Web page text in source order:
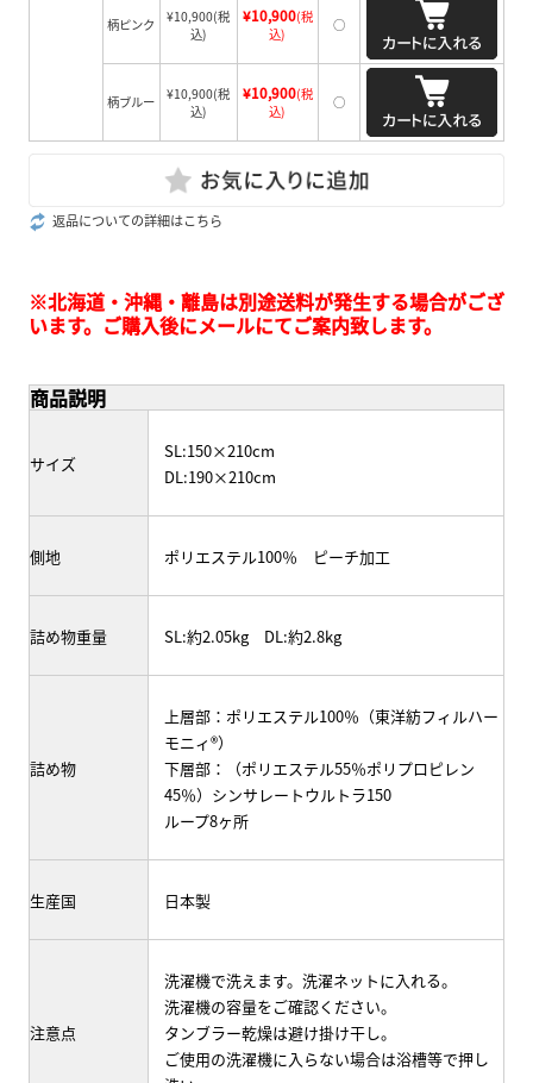
柄ピンク ¥10,900(税
込)
¥10,900(税
込)
○
柄ブルー ¥10,900(税
込)
¥10,900(税
込)
○
返品についての詳細はこちら
※北海道・沖縄・離島は別途送料が発生する場合がござ
います。ご購入後にメールにてご案内致します。
商品説明
サイズ
SL:150×210cm
DL:190×210cm
側地 ポリエステル100％ ピーチ加工
詰め物重量 SL:約2.05kg DL:約2.8kg
詰め物
上層部：ポリエステル100％（東洋紡フィルハー
モニィ®）
下層部：（ポリエステル55％ポリプロピレン
45％）シンサレートウルトラ150
ループ8ヶ所
生産国 日本製
注意点
洗濯機で洗えます。洗濯ネットに入れる。
洗濯機の容量をご確認ください。
タンブラー乾燥は避け掛け干し。
ご使用の洗濯機に入らない場合は浴槽等で押し